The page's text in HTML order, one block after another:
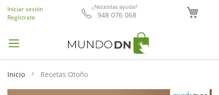
¿Necesitas ayuda?
948 076 068
Iniciar sesión
Regístrate
Inicio Recetas Otoño